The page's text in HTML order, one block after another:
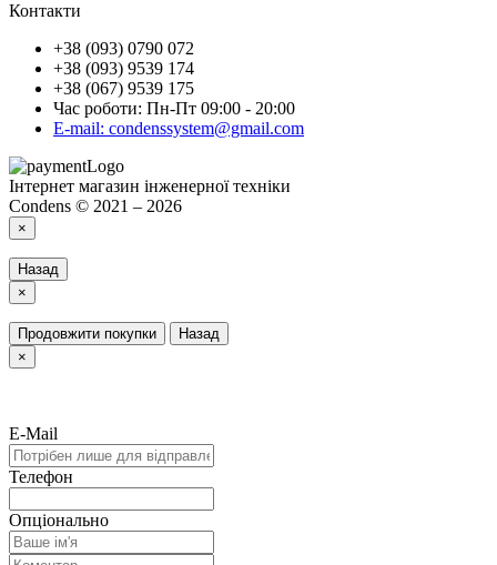
Контакти
+38 (093) 0790 072
+38 (093) 9539 174
+38 (067) 9539 175
Час роботи: Пн-Пт 09:00 - 20:00
E-mail: condenssystem@gmail.com
Інтернет магазин інженерної техніки
Condens © 2021 – 2026
×
Назад
×
Продовжити покупки
Назад
×
E-Mail
Телефон
Опціонально